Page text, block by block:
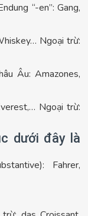
“-en”: Gang,
Ngoại trừ:
Âu: Amazones,
Ngoại trừ:
dưới đây là
Fahrer,